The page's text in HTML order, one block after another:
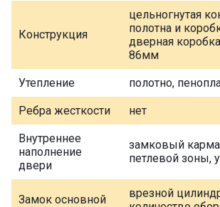
Конструкция
цельногнутая
полотна и
дверная
86мм
Утепление полотно,
Ребра жесткости нет
Внутреннее
наполнение
двери
замковый
петлевой зоны,
Замок основной
врезной